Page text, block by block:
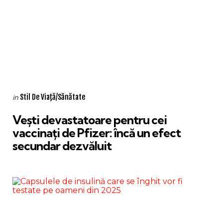
Categories
Posted
in Stil De Viaţă/Sănătate
Vești devastatoare pentru cei
vaccinați de Pfizer: încă un efect
secundar dezvăluit